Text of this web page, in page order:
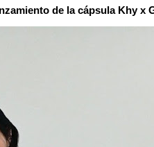
de la cápsula Khy x